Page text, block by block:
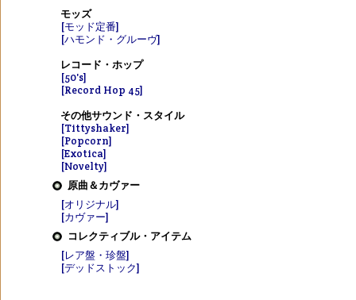
モッズ
[モッド定番]
[ハモンド・グルーヴ]
レコード・ホップ
[50's]
[Record Hop 45]
その他サウンド・スタイル
[Tittyshaker]
[Popcorn]
[Exotica]
[Novelty]
原曲＆カヴァー
[オリジナル]
[カヴァー]
コレクティブル・アイテム
[レア盤・珍盤]
[デッドストック]